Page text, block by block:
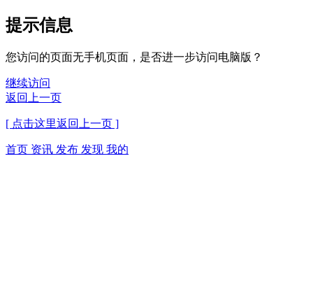
提示信息
您访问的页面无手机页面，是否进一步访问电脑版？
继续访问
返回上一页
[ 点击这里返回上一页 ]
首页 资讯 发布 发现 我的